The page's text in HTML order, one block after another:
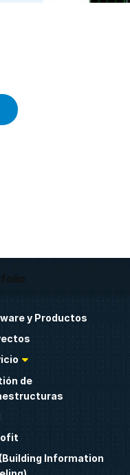
y Productos
de
Information